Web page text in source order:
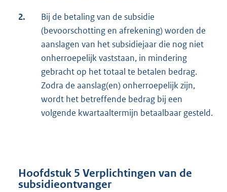
2.
Bij de betaling van de subsidie
(bevoorschotting en afrekening) worden de
aanslagen van het subsidiejaar die nog niet
onherroepelijk vaststaan, in mindering
gebracht op het totaal te betalen bedrag.
Zodra de aanslag(en) onherroepelijk zijn,
wordt het betreffende bedrag bij een
volgende kwartaaltermijn betaalbaar gesteld.
Hoofdstuk 5 Verplichtingen van de
subsidieontvanger